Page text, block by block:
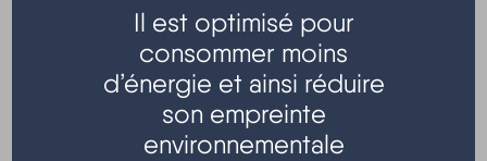
Organisé par l'association "Les Amis d'Hourtin Plage
Nombreux exposantsprofessionnels et particuliers
Place Fourès - Hourtin plage
Il est optimisé pour
consommer moins
d’énergie et ainsi réduire
son empreinte
environnementale